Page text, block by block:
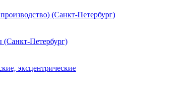
(Санкт-Петербург)
Петербург)
эксцентрические